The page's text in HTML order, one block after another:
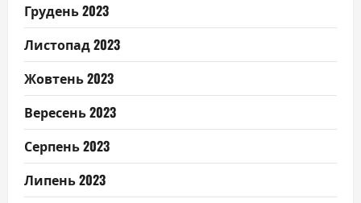
Грудень 2023
Листопад 2023
Жовтень 2023
Вересень 2023
Серпень 2023
Липень 2023